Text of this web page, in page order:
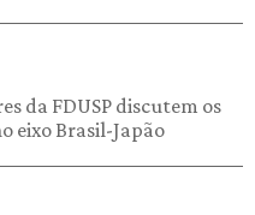
da FDUSP discutem os
eixo Brasil-Japão